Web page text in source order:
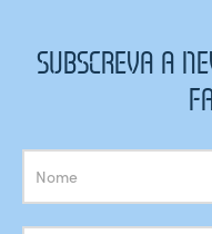
SUBSCREVA A
Subscrição
Newsletter